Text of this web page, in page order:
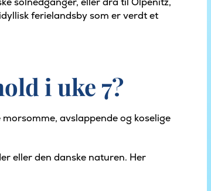
ferielandsby som er verdt et
i uke 7?
avslappende og koselige
eller den danske naturen. Her